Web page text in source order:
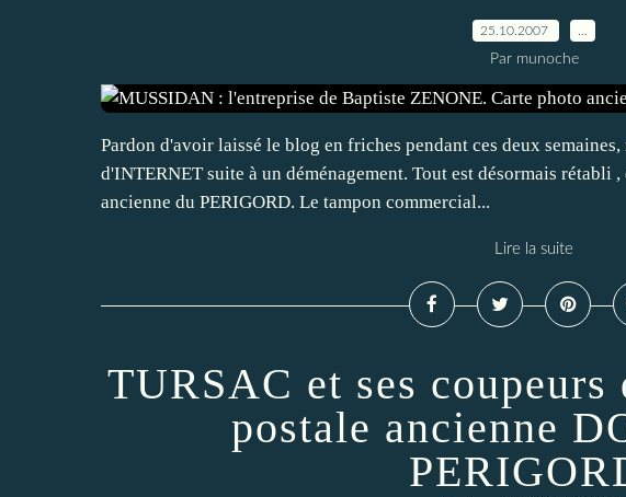
25.10.2007
Par munoche
Pardon d'avoir laissé le blog en friches pendant ces deux
d'INTERNET suite à un déménagement. Tout est désormais
ancienne du PERIGORD. Le tampon commercial...
Lire la suite
TURSAC et ses coupeurs
postale ancienne